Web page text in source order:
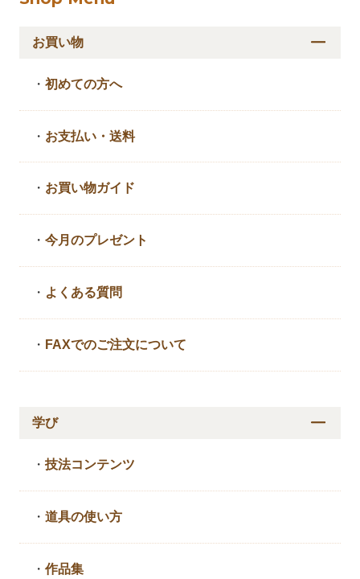
お買い物
・初めての方へ
・ お支払い・送料
・ お買い物ガイド
・今月のプレゼント
・ よくある質問
・ FAXでのご注文について
学び
・技法コンテンツ
・道具の使い方
・作品集